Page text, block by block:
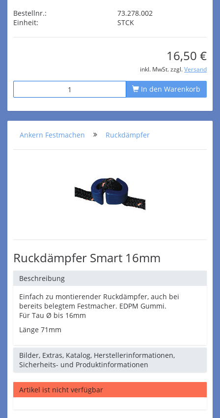
Bestellnr.:
73.278.002
Einheit:
STCK
16,50 €
inkl. MwSt. zzgl. Versand
In den Warenkorb
Ankern Festmachen Ruckdämpfer
Ruckdämpfer Smart 16mm
Beschreibung
Einfach zu montierender Ruckdämpfer, auch bei
bereits belegtem Festmacher. EDPM Gummi.
Für Tau Ø bis 16mm
Länge 71mm
Bilder, Extras, Katalog, Herstellerinformationen,
Sicherheits- und Produktinformationen
Artikel ist nicht verfügbar